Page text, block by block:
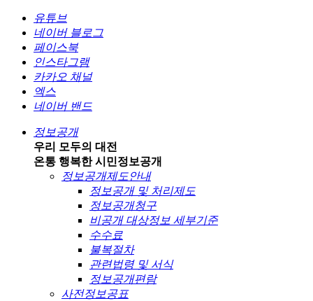
유튜브
네이버 블로그
페이스북
인스타그램
카카오 채널
엑스
네이버 밴드
정보공개
우리 모두의 대전
온통 행복한 시민정보공개
정보공개제도안내
정보공개 및 처리제도
정보공개청구
비공개 대상정보 세부기준
수수료
불복절차
관련법령 및 서식
정보공개편람
사전정보공표